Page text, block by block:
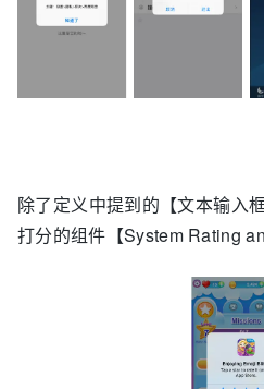
除了定义中提到的【文本输入
打分的组件【System Rating